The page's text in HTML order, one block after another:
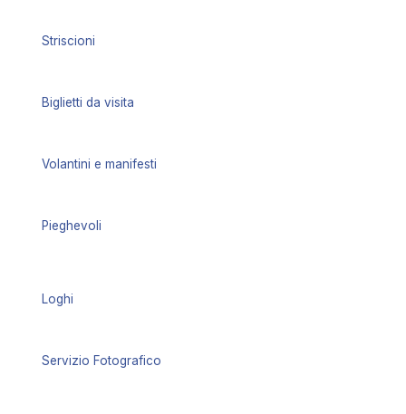
Striscioni
Biglietti da visita
Volantini e manifesti
Pieghevoli
Loghi
Servizio Fotografico